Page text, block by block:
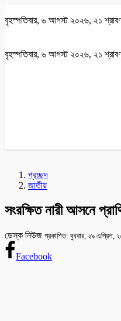
বৃহস্পতিবার, ৬ আগস্ট ২০২৬, ২১
বৃহস্পতিবার, ৬ আগস্ট ২০২৬, ২১
প্রচ্ছদ
জাতীয়
সংরক্ষিত নারী আসনে
ডেস্ক নিউজ প্রকাশিত: বুধবার, ২৯ এপ্রিল,
Facebook